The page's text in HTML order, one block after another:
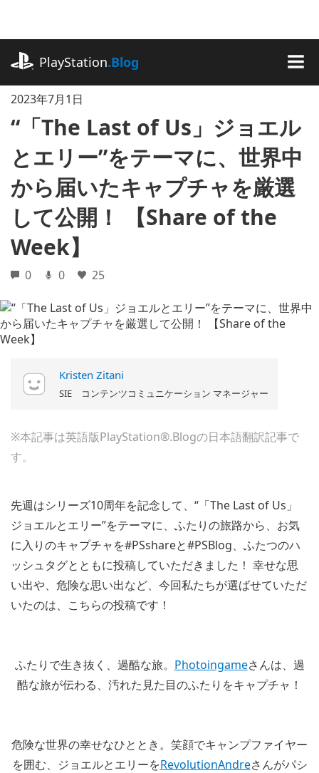
に
ッ
PlayStation.Blog
2023年7月1日
“「The Last of Us」ジョエル
とエリー”をテーマに、世界中
から届いたキャプチャを厳選
して公開！ 【Share of the
Week】
0 0 25
Kristen Zitani
SIE コンテンツコミュニケーション マネージャー
※本記事は英語版PlayStation®.Blogの日本語翻訳記事で
す。
先週はシリーズ10周年を記念して、“「The Last of Us」
ジョエルとエリー”をテーマに、ふたりの旅路から、お気
に入りのキャプチャを#PSshareと#PSBlog、ふたつのハ
ッシュタグとともに投稿していただきました！ 幸せな思
い出や、危険な思い出など、今回私たちが選ばせていただ
いたのは、こちらの投稿です！
ふたりで生き抜く、過酷な旅。 Photoingameさんは、過
酷な旅が伝わる、汚れた見た目のふたりをキャプチャ！
危険な世界の幸せなひととき。笑顔でキャンプファイヤー
を囲む、ジョエルとエリーをRevolutionAndreさんがパシ